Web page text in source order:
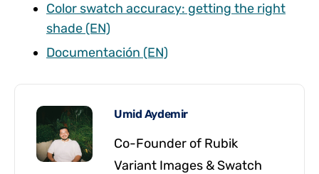
Color swatch accuracy: getting the right
shade (EN)
Documentación (EN)
Umid Aydemir
Co-Founder of Rubik
Variant Images & Swatch